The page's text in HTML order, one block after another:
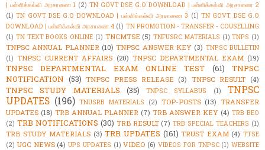
| பள்ளிக்கல்வி அரசாணை 1 (2) TN GOVT DSE G.O DOWNLOAD | பள்ளிக்கல்வி அரசாணை 2
(1) TN GOVT DSE G.O DOWNLOAD | பள்ளிக்கல்வி அரசாணை 3 (1) TN GOVT DSE G.O
DOWNLOAD | பள்ளிக்கல்வி அரசாணை 4 (1) TN PROMOTION - TRANSFER - COUSELLING
(1) TN TEXT BOOKS ONLINE (1) TNCMTSE (5) TNFUSRC MATERIALS (1) TNPS (1)
TNPSC ANNUAL PLANNER (10) TNPSC ANSWER KEY (3) TNPSC BULLETIN
(1) TNPSC CURRENT AFFAIRS (20) TNPSC DEPARTMENTAL EXAM (19)
TNPSC DEPARTMENTAL EXAM ONLINE TEST (61)
TNPSC
NOTIFICATION (53) TNPSC PRESS RELEASE (3) TNPSC RESULT (4)
TNPSC STUDY MATERIALS (35) TNPSC SYLLABUS (1)
TNPSC
UPDATES (196) TNUSRB MATERIALS (2) TOP-POSTS (13) TRANSFER
UPDATES (18) TRB ANNUAL PLANNER (7) TRB ANSWER KEY (4) TRB BEO
(2) TRB NOTIFICATIONS (30) TRB RESULT (7) TRB SPECIAL TEACHERS (1)
TRB STUDY MATERIALS (3) TRB UPDATES (161) TRUST EXAM (4) TTSE
(2) UGC NEWS (4) UPS UPDATES (1) VIDEO (6) VIDEOS FOR TNPSC (1) WEBSITE